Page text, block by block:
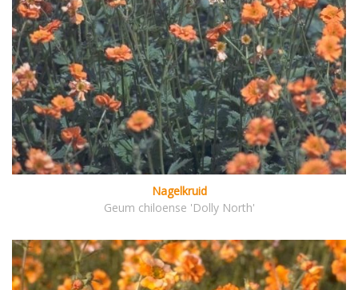
Nagelkruid
Geum chiloense 'Dolly North'